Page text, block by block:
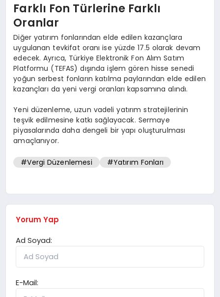
Farklı Fon Türlerine Farklı
Oranlar
Diğer yatırım fonlarından elde edilen kazançlara
uygulanan tevkifat oranı ise yüzde 17.5 olarak devam
edecek. Ayrıca, Türkiye Elektronik Fon Alım Satım
Platformu (TEFAS) dışında işlem gören hisse senedi
yoğun serbest fonların katılma paylarından elde edilen
kazançları da yeni vergi oranları kapsamına alındı.
Yeni düzenleme, uzun vadeli yatırım stratejilerinin
teşvik edilmesine katkı sağlayacak. Sermaye
piyasalarında daha dengeli bir yapı oluşturulması
amaçlanıyor.
#Vergi Düzenlemesi #Yatırım Fonları
Yorum Yap
Ad Soyad:
E-Mail: